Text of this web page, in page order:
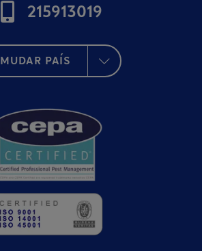
215913019
MUDAR PAÍS